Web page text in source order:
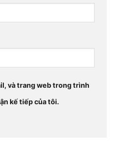
và trang web trong trình
kế tiếp của tôi.